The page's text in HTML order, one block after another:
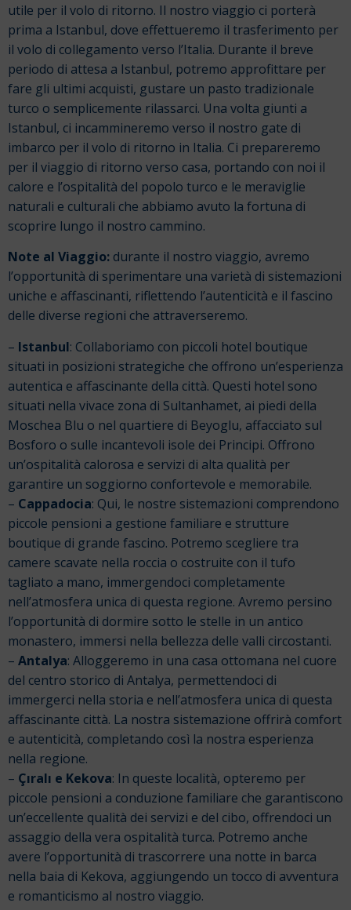
utile per il volo di ritorno. Il nostro viaggio ci porterà
prima a Istanbul, dove effettueremo il trasferimento per
il volo di collegamento verso l’Italia. Durante il breve
periodo di attesa a Istanbul, potremo approfittare per
fare gli ultimi acquisti, gustare un pasto tradizionale
turco o semplicemente rilassarci. Una volta giunti a
Istanbul, ci incammineremo verso il nostro gate di
imbarco per il volo di ritorno in Italia. Ci prepareremo
per il viaggio di ritorno verso casa, portando con noi il
calore e l’ospitalità del popolo turco e le meraviglie
naturali e culturali che abbiamo avuto la fortuna di
scoprire lungo il nostro cammino.
Note al Viaggio: durante il nostro viaggio, avremo
l’opportunità di sperimentare una varietà di sistemazioni
uniche e affascinanti, riflettendo l’autenticità e il fascino
delle diverse regioni che attraverseremo.
– Istanbul: Collaboriamo con piccoli hotel boutique
situati in posizioni strategiche che offrono un’esperienza
autentica e affascinante della città. Questi hotel sono
situati nella vivace zona di Sultanhamet, ai piedi della
Moschea Blu o nel quartiere di Beyoglu, affacciato sul
Bosforo o sulle incantevoli isole dei Principi. Offrono
un’ospitalità calorosa e servizi di alta qualità per
garantire un soggiorno confortevole e memorabile.
– Cappadocia: Qui, le nostre sistemazioni comprendono
piccole pensioni a gestione familiare e strutture
boutique di grande fascino. Potremo scegliere tra
camere scavate nella roccia o costruite con il tufo
tagliato a mano, immergendoci completamente
nell’atmosfera unica di questa regione. Avremo persino
l’opportunità di dormire sotto le stelle in un antico
monastero, immersi nella bellezza delle valli circostanti.
– Antalya: Alloggeremo in una casa ottomana nel cuore
del centro storico di Antalya, permettendoci di
immergerci nella storia e nell’atmosfera unica di questa
affascinante città. La nostra sistemazione offrirà comfort
e autenticità, completando così la nostra esperienza
nella regione.
– Çıralı e Kekova: In queste località, opteremo per
piccole pensioni a conduzione familiare che garantiscono
un’eccellente qualità dei servizi e del cibo, offrendoci un
assaggio della vera ospitalità turca. Potremo anche
avere l’opportunità di trascorrere una notte in barca
nella baia di Kekova, aggiungendo un tocco di avventura
e romanticismo al nostro viaggio.